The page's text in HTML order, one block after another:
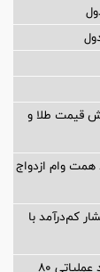
چهارشنبه ۱۴ مرداد ۱۴۰۵/کاهش قیمت طلا و
در چهار ماه نخست ۱۴۰۵ رقم خورد؛ پرداخت بیش از ۸ همت وام ازدواج
کم‌درآمد با